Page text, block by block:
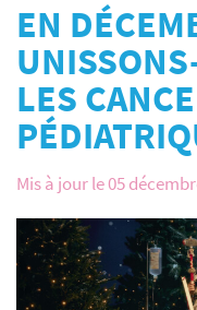
EN
LES
Mis à jour le 05